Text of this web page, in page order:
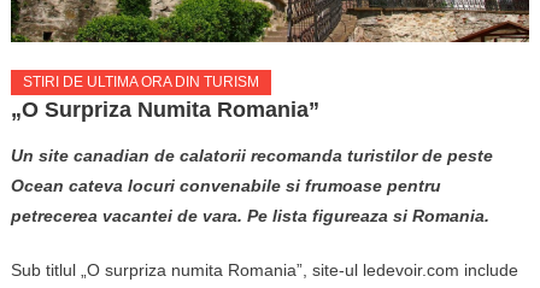
STIRI DE ULTIMA ORA DIN TURISM
„O Surpriza Numita Romania”
Un site canadian de calatorii recomanda turistilor de peste
Ocean cateva locuri convenabile si frumoase pentru
petrecerea vacantei de vara. Pe lista figureaza si Romania.
Sub titlul „O surpriza numita Romania”, site-ul ledevoir.com include